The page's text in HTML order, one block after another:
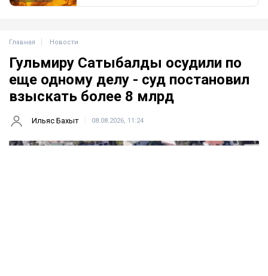
Главная Новости
Гульмиру Сатыбалды осудили по
еще одному делу - суд постановил
взыскать более 8 млрд
Ильяс Бахыт 08.08.2026, 11:24